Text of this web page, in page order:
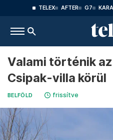
TELEX AFTER G7
Valami történik
Csipak-villa körül
BELFÖLD frissítve